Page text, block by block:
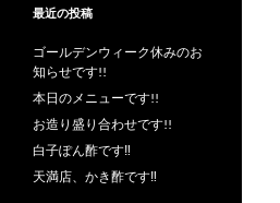
最近の投稿
ゴールデンウィーク休みのお
知らせです!!
本日のメニューです!!
お造り盛り合わせです!!
白子ぽん酢です‼︎
天満店、かき酢です‼︎